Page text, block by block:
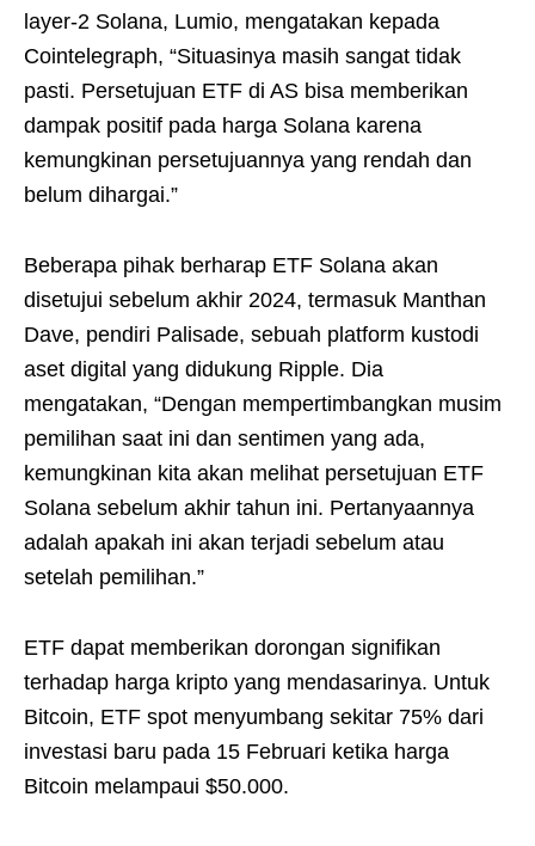
layer-2 Solana, Lumio, mengatakan kepada
Cointelegraph, “Situasinya masih sangat tidak
pasti. Persetujuan ETF di AS bisa memberikan
dampak positif pada harga Solana karena
kemungkinan persetujuannya yang rendah dan
belum dihargai.”
Beberapa pihak berharap ETF Solana akan
disetujui sebelum akhir 2024, termasuk Manthan
Dave, pendiri Palisade, sebuah platform kustodi
aset digital yang didukung Ripple. Dia
mengatakan, “Dengan mempertimbangkan musim
pemilihan saat ini dan sentimen yang ada,
kemungkinan kita akan melihat persetujuan ETF
Solana sebelum akhir tahun ini. Pertanyaannya
adalah apakah ini akan terjadi sebelum atau
setelah pemilihan.”
ETF dapat memberikan dorongan signifikan
terhadap harga kripto yang mendasarinya. Untuk
Bitcoin, ETF spot menyumbang sekitar 75% dari
investasi baru pada 15 Februari ketika harga
Bitcoin melampaui $50.000.